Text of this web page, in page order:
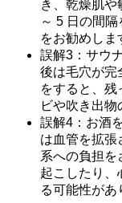
き、乾燥肌
～ 5 日の間
をお勧めしま
誤解3：サウ
後は毛穴が完
をすると、残
ビや吹き出物
誤解4：お酒
は血管を拡張
系への負担を
起こしたり、
る可能性があ